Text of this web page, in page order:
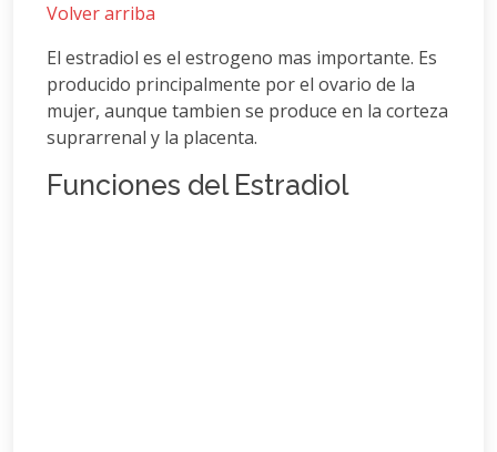
Volver arriba
El estradiol es el estrogeno mas importante. Es
producido principalmente por el ovario de la
mujer, aunque tambien se produce en la corteza
suprarrenal y la placenta.
Funciones del Estradiol